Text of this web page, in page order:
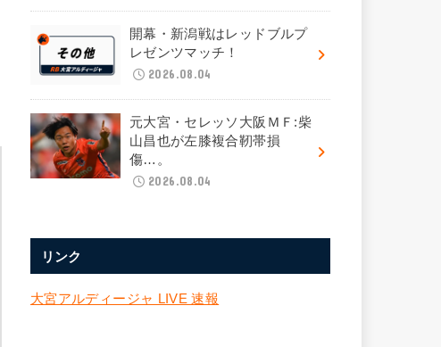
開幕・新潟戦はレッドブルプ
レゼンツマッチ！
2026.08.04
元大宮・セレッソ大阪ＭＦ:柴
山昌也が左膝複合靭帯損
傷…。
2026.08.04
リンク
大宮アルディージャ LIVE 速報